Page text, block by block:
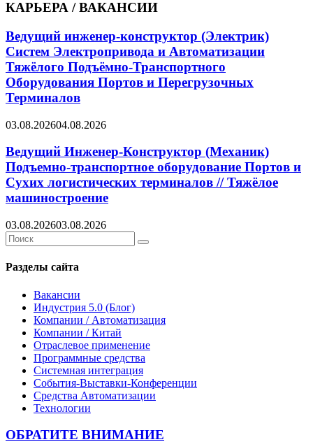
КАРЬЕРА / ВАКАНСИИ
Ведущий инженер-конструктор (Электрик)
Систем Электропривода и Автоматизации
Тяжёлого Подъёмно-Транспортного
Оборудования Портов и Перегрузочных
Терминалов
03.08.202604.08.2026
Ведущий Инженер-Конструктор (Механик)
Подъемно-транспортное оборудование Портов и
Сухих логистических терминалов // Тяжёлое
машиностроение
03.08.202603.08.2026
Search
for:
Search
Разделы сайта
Вакансии
Индустрия 5.0 (Блог)
Компании / Автоматизация
Компании / Китай
Отраслевое применение
Программные средства
Системная интеграция
События-Выставки-Конференции
Средства Автоматизации
Технологии
ОБРАТИТЕ ВНИМАНИЕ